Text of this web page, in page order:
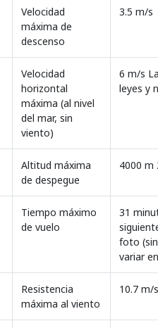
Velocidad
máxima de
descenso
3.5 m/s
Velocidad
horizontal
máxima (al nivel
del mar, sin
viento)
6 m/s
leyes y
Altitud máxima
de despegue
4000 m
Tiempo máximo
de vuelo
31
foto
variar
Resistencia
máxima al viento
10.7 m/